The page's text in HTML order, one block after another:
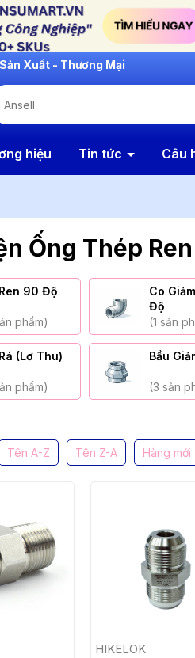
hiệu Tin tức Câu
Ống Thép Ren
90 Độ
phẩm)
Co
Độ
(1 sản
(Lơ Thu)
phẩm)
Bầu
(3 sản
Tên A-Z Tên Z-A Hàng mới
HIKELOK